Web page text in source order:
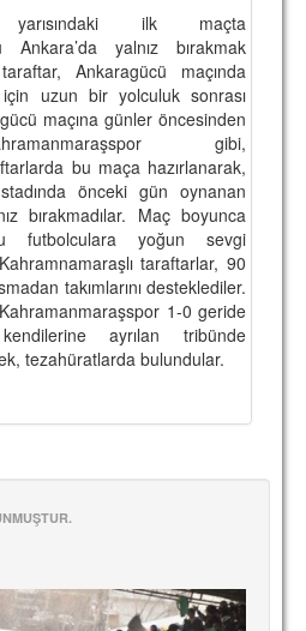
ilk maçta
Ankara’da yalnız bırakmak
Ankaragücü maçında
için uzun bir yolculuk sonrası
maçına günler öncesinden
gibi,
bu maça hazırlanarak,
önceki gün oynanan
bırakmadılar. Maç boyunca
futbolculara yoğun sevgi
taraftarlar, 90
takımlarını desteklediler.
Kahramanmaraşspor 1-0 geride
ayrılan tribünde
tezahüratlarda bulundular.